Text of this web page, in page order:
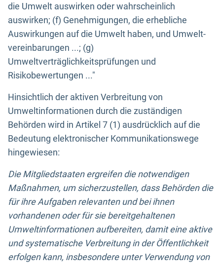
die Umwelt auswirken oder wahrscheinlich
auswirken; (f) Genehmigungen, die erhebliche
Auswirkungen auf die Umwelt haben, und Umwelt-
vereinbarungen ...; (g)
Umweltverträglichkeitsprüfungen und
Risikobewertungen ..."
Hinsichtlich der aktiven Verbreitung von
Umweltinformationen durch die zuständigen
Behörden wird in Artikel 7 (1) ausdrücklich auf die
Bedeutung elektronischer Kommunikationswege
hingewiesen:
Die Mitgliedstaaten ergreifen die notwendigen
Maßnahmen, um sicherzustellen, dass Behörden die
für ihre Aufgaben relevanten und bei ihnen
vorhandenen oder für sie bereitgehaltenen
Umweltinformationen aufbereiten, damit eine aktive
und systematische Verbreitung in der Öffentlichkeit
erfolgen kann, insbesondere unter Verwendung von